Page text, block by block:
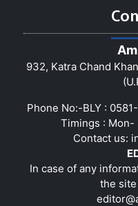
932, Katra Chand
Phone No:-BLY :
Timings : Mon-
Contact us:
In case of any
the